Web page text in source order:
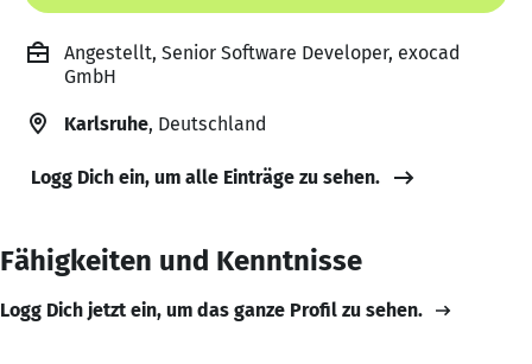
Angestellt, Senior Software Developer, exocad
GmbH
Karlsruhe, Deutschland
Logg Dich ein, um alle Einträge zu sehen.
Fähigkeiten und Kenntnisse
Logg Dich jetzt ein, um das ganze Profil zu sehen.